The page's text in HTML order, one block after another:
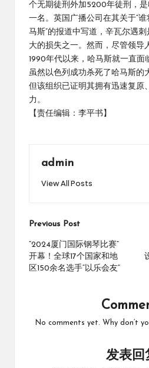
个无期徒刑外加5200年徒刑，
一名。英国广播公司在其关于“
马斯”的报道中写道，辛瓦尔遇
大的损失之一。然而，尽管领导
1990年代以来，哈马斯就一直面
虽然以色列成功杀死了哈马斯的
但该组织已证明其拥有迅速复原
力。
【责任编辑：李平书】
admin
View All Posts
Post
navigation
Previous Post
“2024厦门国际钢琴比赛”
开幕！全球17个国家和地
区150余名选手“以乐会友”
No comments yet. Why don’t
发表回